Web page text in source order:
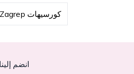
كورسيهات Zagrep
انضم إلينا